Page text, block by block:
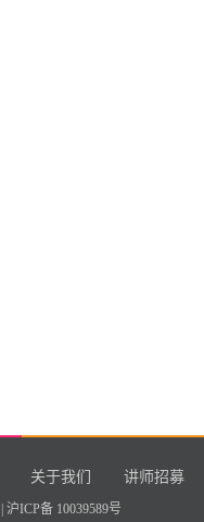
关于我们 讲师招募
沪ICP备 10039589号